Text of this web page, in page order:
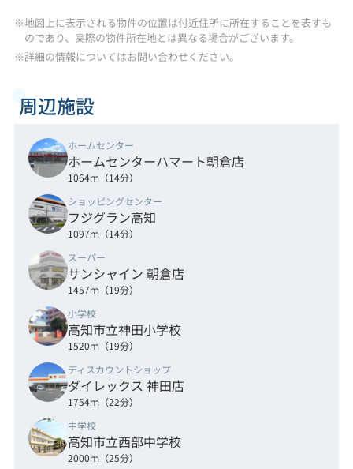
※地図上に表示される物件の位置は付近住所に所在することを表すも
のであり、実際の物件所在地とは異なる場合がございます。
※詳細の情報についてはお問い合わせください。
周辺施設
ホームセンター
ホームセンターハマート朝倉店
1064ｍ（14分）
ショッピングセンター
フジグラン高知
1097ｍ（14分）
スーパー
サンシャイン 朝倉店
1457ｍ（19分）
小学校
高知市立神田小学校
1520ｍ（19分）
ディスカウントショップ
ダイレックス 神田店
1754ｍ（22分）
中学校
高知市立西部中学校
2000ｍ（25分）